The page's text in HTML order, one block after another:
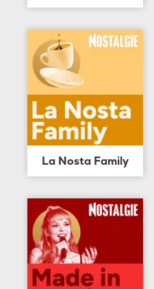
La Nosta Family